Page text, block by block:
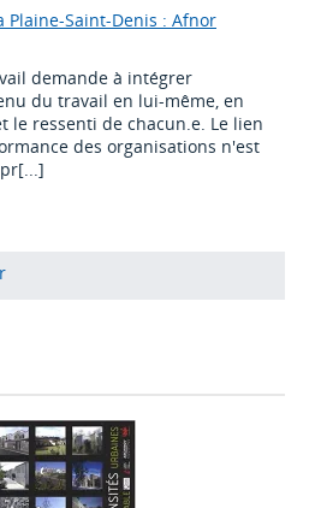
Plaine-Saint-Denis : Afnor
demande à intégrer
du travail en lui-même, en
le ressenti de chacun.e. Le lien
des organisations n'est